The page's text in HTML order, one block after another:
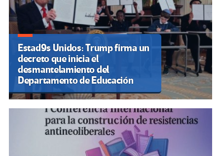
Estad9s Unidos: Trump firma un
decreto que inicia el
desmantelamiento del
Departamento de Educación